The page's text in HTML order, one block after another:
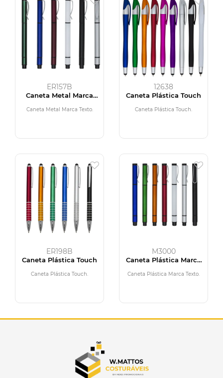
ER157B
Caneta Metal Marca
Caneta Metal Marca Texto.
12638
Caneta Plástica Touch
Caneta Plástica Touch.
ER198B
Caneta Plástica Touch
Caneta Plástica Touch.
M3000
Caneta Plástica Marca
Caneta Plástica Marca Texto.